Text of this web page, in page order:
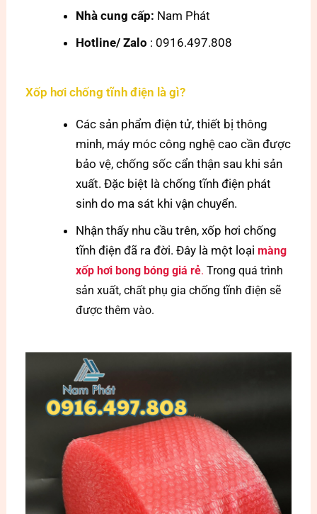
Nhà cung cấp: Nam Phát
Hotline/ Zalo : 0916.497.808
Xốp hơi chống tĩnh điện là gì?
Các sản phẩm điện tử, thiết bị thông
minh, máy móc công nghệ cao cần được
bảo vệ, chống sốc cẩn thận sau khi sản
xuất. Đặc biệt là chống tĩnh điện phát
sinh do ma sát khi vận chuyển.
Nhận thấy nhu cầu trên, xốp hơi chống
tĩnh điện đã ra đời. Đây là một loạimàng
xốp hơi bong bóng giá rẻ. Trong quá trình
sản xuất, chất phụ gia chống tĩnh điện sẽ
được thêm vào.